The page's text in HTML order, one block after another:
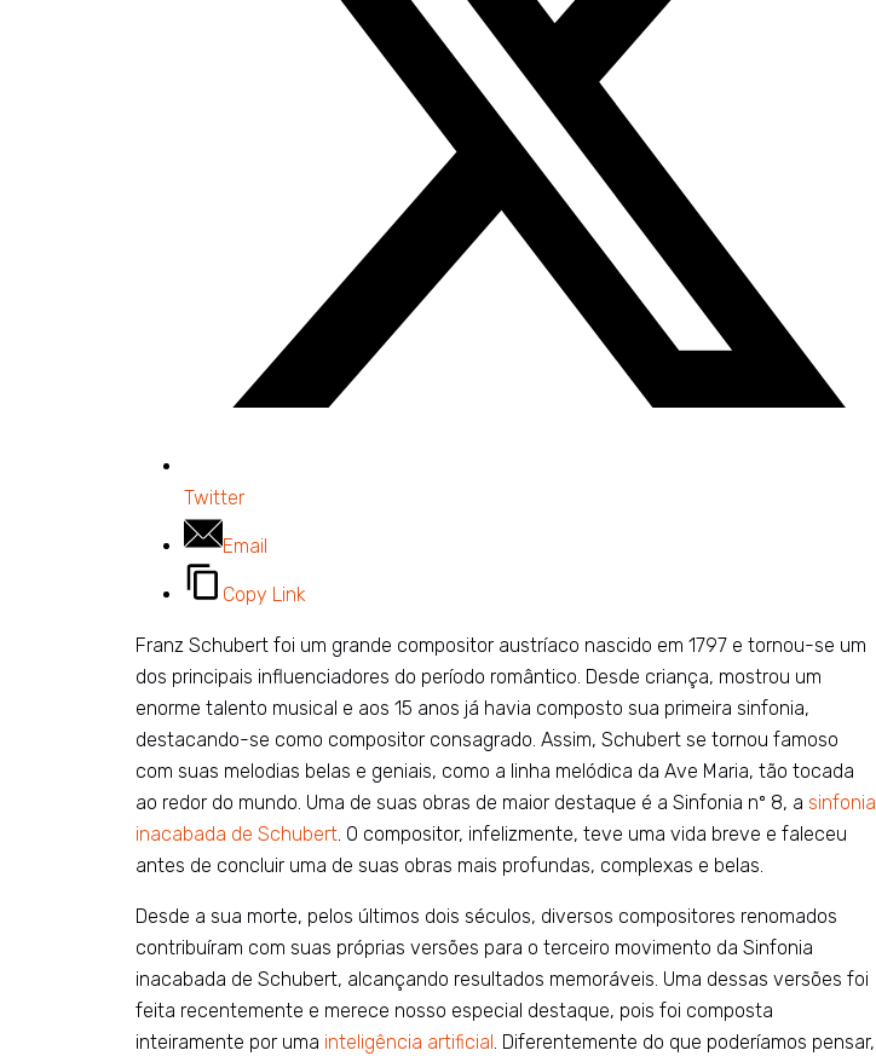
Twitter
Email
Copy Link
Franz Schubert foi um grande compositor austríaco nascido em 1797 e tornou-se um
dos principais influenciadores do período romântico. Desde criança, mostrou um
enorme talento musical e aos 15 anos já havia composto sua primeira sinfonia,
destacando-se como compositor consagrado. Assim, Schubert se tornou famoso
com suas melodias belas e geniais, como a linha melódica da Ave Maria, tão tocada
ao redor do mundo. Uma de suas obras de maior destaque é a Sinfonia nº 8, a sinfonia
inacabada de Schubert. O compositor, infelizmente, teve uma vida breve e faleceu
antes de concluir uma de suas obras mais profundas, complexas e belas.
Desde a sua morte, pelos últimos dois séculos, diversos compositores renomados
contribuíram com suas próprias versões para o terceiro movimento da Sinfonia
inacabada de Schubert, alcançando resultados memoráveis. Uma dessas versões foi
feita recentemente e merece nosso especial destaque, pois foi composta
inteiramente por uma inteligência artificial . Diferentemente do que poderíamos pensar,